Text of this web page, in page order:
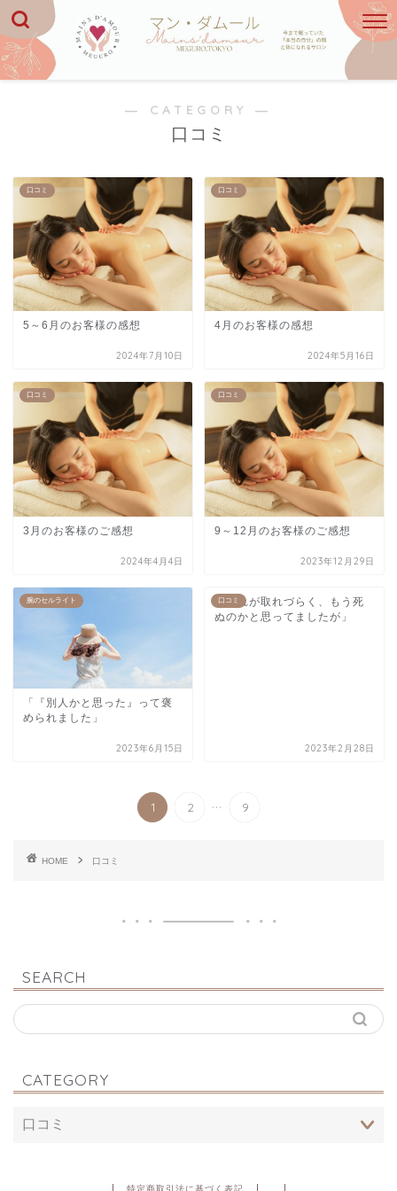
― CATEGORY ―
口コミ
口コミ
5～6月のお客様の感想
2024年7月10日
口コミ
4月のお客様の感想
2024年5月16日
口コミ
3月のお客様のご感想
2024年4月4日
口コミ
9～12月のお客様のご感想
2023年12月29日
腕のセルライト
「『別人かと思った』って褒
められました」
2023年6月15日
口コミ
「疲れが取れづらく、もう死
ぬのかと思ってましたが」
2023年2月28日
1 2 ... 9
HOME 口コミ
SEARCH
CATEGORY
特定商取引法に基づく表記